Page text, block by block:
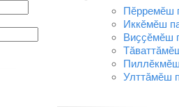
Пӗрремӗш
Иккӗмӗш
Виҫҫӗмӗш
Улттӑмӗш